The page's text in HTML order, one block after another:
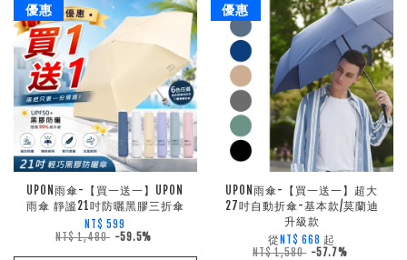
優惠
UPON雨傘-【買一送一】UPON
雨傘 靜謐21吋防曬黑膠三折傘
NT$ 599
NT$ 1,480 -59.5%
優惠
UPON雨傘-【買一送一】超大
27吋自動折傘-基本款/莫蘭迪
升級款
從 NT$ 668 起
NT$ 1,580 -57.7%